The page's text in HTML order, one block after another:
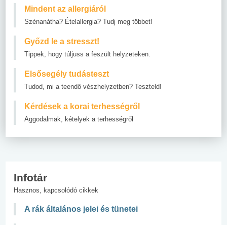
Mindent az allergiáról
Szénanátha? Ételallergia? Tudj meg többet!
Győzd le a stresszt!
Tippek, hogy túljuss a feszült helyzeteken.
Elsősegély tudásteszt
Tudod, mi a teendő vészhelyzetben? Teszteld!
Kérdések a korai terhességről
Aggodalmak, kételyek a terhességről
Infotár
Hasznos, kapcsolódó cikkek
A rák általános jelei és tünetei